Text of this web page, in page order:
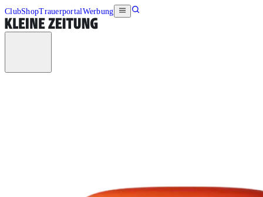
ClubShopTrauerportalWerbung